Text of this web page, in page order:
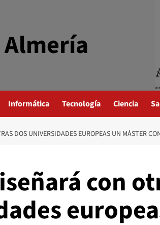
Almería
Informática Tecnología Ciencia
DOS UNIVERSIDADES EUROPEAS UN MÁSTER
con